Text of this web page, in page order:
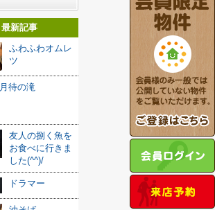
最新記事
ふわふわオムレ
ツ
月待の滝
友人の捌く魚を
お食べに行きま
した(^^)/
ドラマー